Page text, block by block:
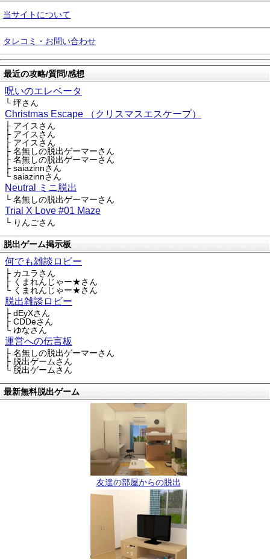
当サイトについて
タレコミ・お問い合わせ
最近の攻略/質問/感想
呪いのエレベータ
└ 坪さん
Christmas Escape （クリスマスエスケープ）
├ アイスさん
├ アイスさん
├ アイスさん
├ 名無しの脱出ゲーマーさん
├ 名無しの脱出ゲーマーさん
├ saiazinnさん
└ saiazinnさん
Neutral ミニ脱出
└ 名無しの脱出ゲーマーさん
Trial X Love #01 Maze
└ りんごさん
脱出ゲーム掲示板
何でも雑談ロビー
├ カユラさん
├ くまれんじゃー★さん
└ くまれんじゃー★さん
脱出雑談ロビー
├ dEyXさん
├ CDDeさん
└ ゆなさん
運営への伝言板
├ 名無しの脱出ゲーマーさん
├ 脱出ゲームさん
└ 脱出ゲームさん
最新無料脱出ゲーム
友達の部屋からの脱出